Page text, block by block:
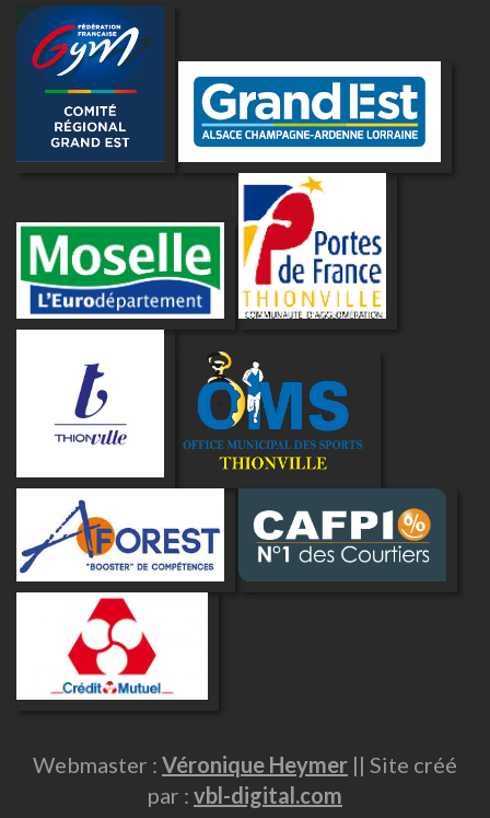
Webmaster : Véronique Heymer || Site créé
par : vbl-digital.com